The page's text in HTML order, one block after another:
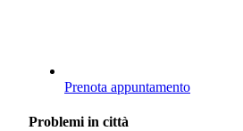
Prenota appuntamento
Problemi in città